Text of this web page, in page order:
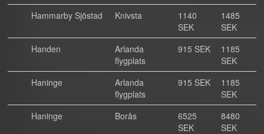
Hammarby Sjöstad
Knivsta
1140
SEK
1485
SEK
Handen
Arlanda
flygplats
915 SEK
1185
SEK
Haninge
Arlanda
flygplats
915 SEK
1185
SEK
Haninge
Borås
6525
SEK
8480
SEK